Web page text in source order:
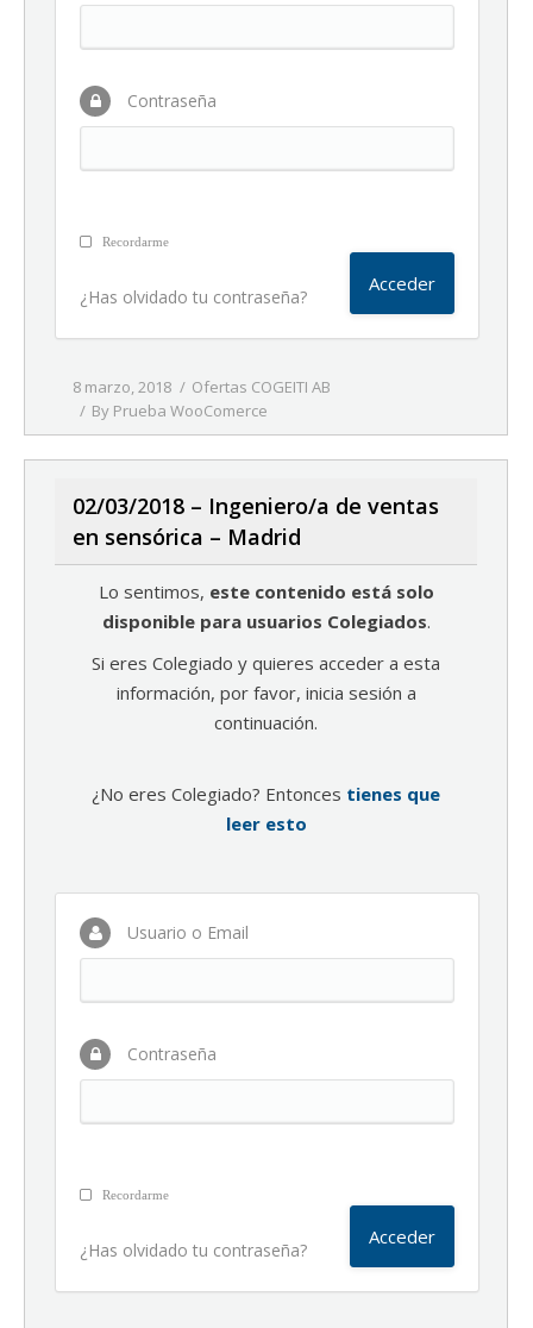
Contraseña
Recordarme
¿Has olvidado tu contraseña?
8 marzo, 2018
Ofertas COGEITI AB
By Prueba WooComerce
02/03/2018 – Ingeniero/a de ventas
en sensórica – Madrid
Lo sentimos, este contenido está solo
disponible para usuarios Colegiados.
Si eres Colegiado y quieres acceder a esta
información, por favor, inicia sesión a
continuación.
¿No eres Colegiado? Entonces tienes que
leer esto
Usuario o Email
Contraseña
Recordarme
¿Has olvidado tu contraseña?